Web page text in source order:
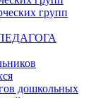
групп
дошкольных